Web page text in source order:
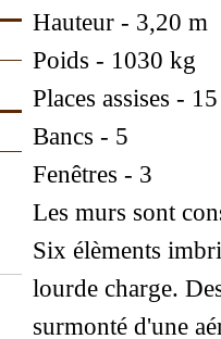
Hauteur - 3,20 m
Poids - 1030 kg
Places assises - 15
Bancs - 5
Fenêtres - 3
Les murs sont
Six élèments
lourde charge.
surmonté d'une